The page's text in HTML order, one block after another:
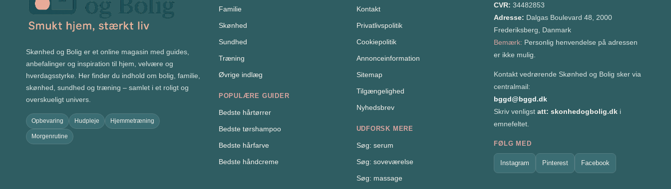
Skønhed og Bolig er et online magasin med guides,
anbefalinger og inspiration til hjem, velvære og
hverdagsstyrke. Her finder du indhold om bolig, familie,
skønhed, sundhed og træning – samlet i et roligt og
overskueligt univers.
Opbevaring Hudpleje Hjemmetræning
Morgenrutine
Familie
Skønhed
Sundhed
Træning
Øvrige indlæg
POPULÆRE GUIDER
Bedste hårtørrer
Bedste tørshampoo
Bedste hårfarve
Bedste håndcreme
Kontakt
Privatlivspolitik
Cookiepolitik
Annonceinformation
Sitemap
Tilgængelighed
Nyhedsbrev
UDFORSK MERE
Søg: serum
Søg: soveværelse
Søg: massage
CVR: 34482853
Adresse: Dalgas Boulevard 48, 2000
Frederiksberg, Danmark
Bemærk: Personlig henvendelse på adressen
er ikke mulig.
Kontakt vedrørende Skønhed og Bolig sker via
centralmail:
bggd@bggd.dk
Skriv venligstatt: skonhedogbolig.dk i
emnefeltet.
FØLG MED
Instagram Pinterest Facebook